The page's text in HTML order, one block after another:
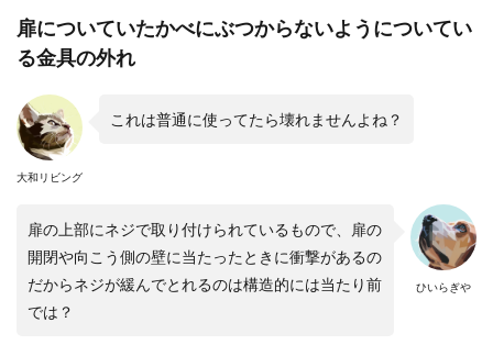
扉についていたかべにぶつからないようについてい
る金具の外れ
大和リビング
これは普通に使ってたら壊れませんよね？
ひいらぎや
扉の上部にネジで取り付けられているもので、扉の
開閉や向こう側の壁に当たったときに衝撃があるの
だからネジが緩んでとれるのは構造的には当たり前
では？